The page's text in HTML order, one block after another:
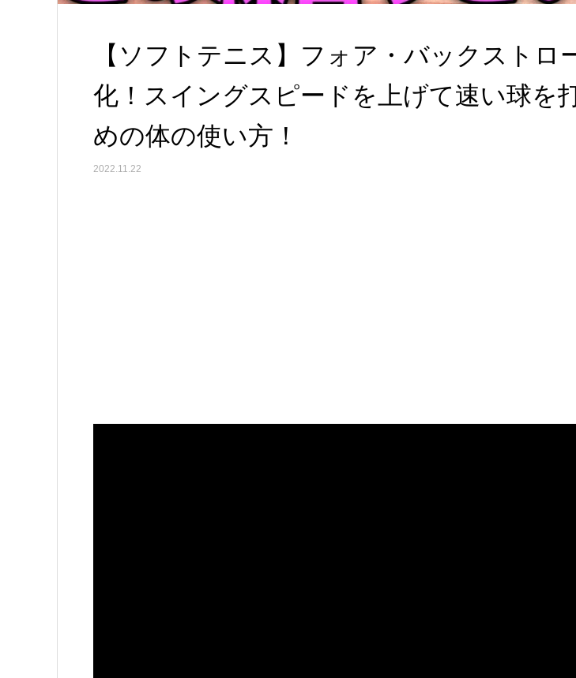
【ソフトテニス】フォア・バックストロ
化！スイングスピードを上げて速い球を
めの体の使い方！
2022.11.22